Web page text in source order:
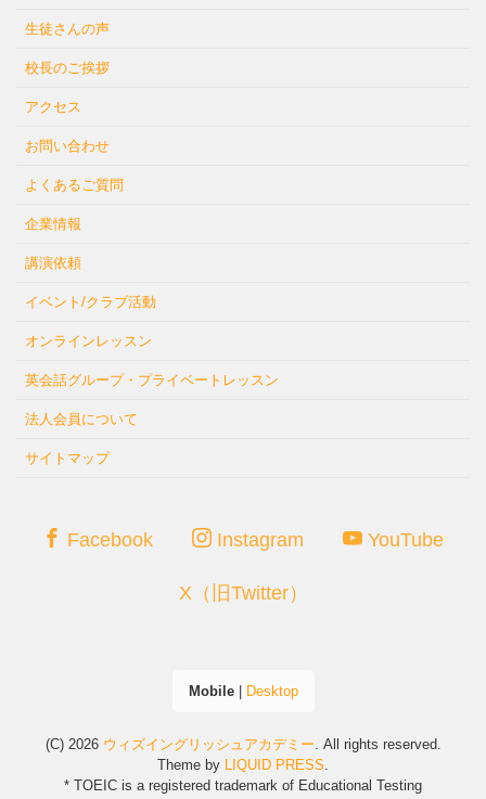
生徒さんの声
校長のご挨拶
アクセス
お問い合わせ
よくあるご質問
企業情報
講演依頼
イベント/クラブ活動
オンラインレッスン
英会話グループ・プライベートレッスン
法人会員について
サイトマップ
Facebook Instagram YouTube
X（旧Twitter）
Mobile| Desktop
(C) 2026 ウィズイングリッシュアカデミー. All rights reserved.
Theme by LIQUID PRESS.
* TOEIC is a registered trademark of Educational Testing